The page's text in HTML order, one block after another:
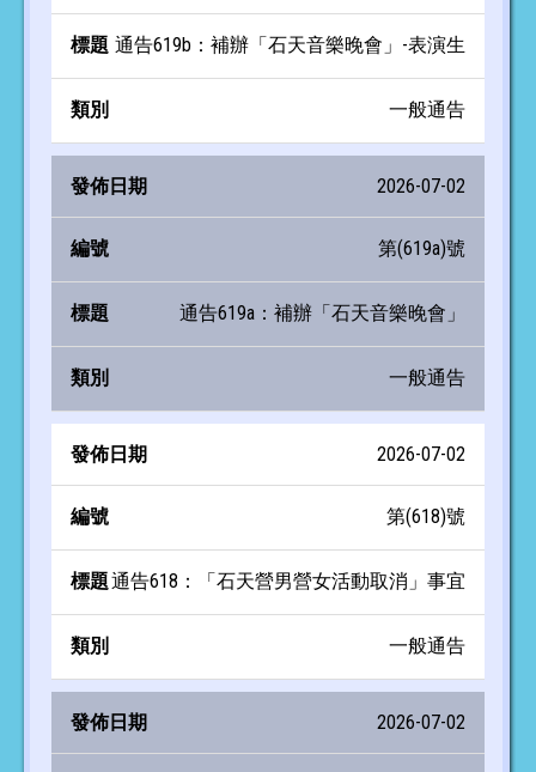
通告619b：補辦「石天音樂晚會」-表演生
一般通告
2026-07-02
第(619a)號
通告619a：補辦「石天音樂晚會」
一般通告
2026-07-02
第(618)號
通告618：「石天營男營女活動取消」事宜
一般通告
2026-07-02